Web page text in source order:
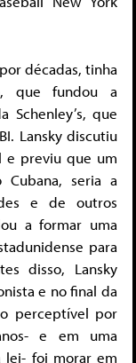
décadas, tinha
que fundou a
Schenley’s, que
Lansky discutiu
e previu que um
Cubana, seria a
e de outros
a formar uma
para
disso, Lansky
e no final da
perceptível por
e em uma
lei- foi morar em